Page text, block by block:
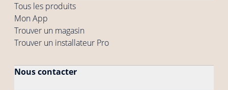
Tous les produits
Mon App
Trouver un magasin
Trouver un installateur Pro
Nous contacter